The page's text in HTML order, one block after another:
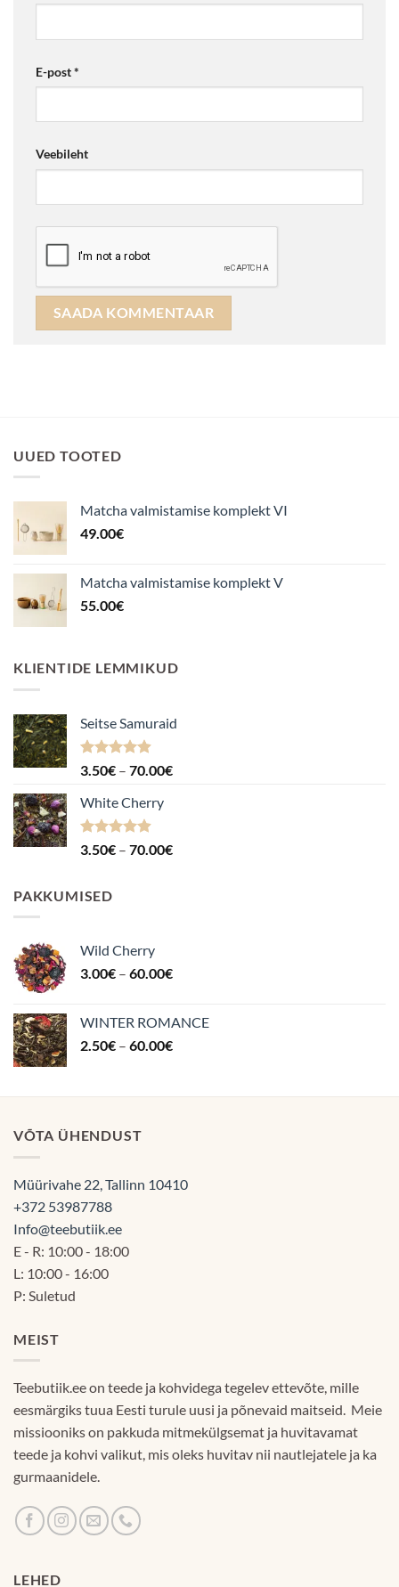
E-post*
Veebileht
UUED TOOTED
Matcha valmistamise komplekt VI
49.00€
Matcha valmistamise komplekt V
55.00€
KLIENTIDE LEMMIKUD
Seitse Samuraid
Hinnanguga
3.50€ – 70.00€Hinnavahemik:
White Cherry
Hinnanguga
3.50€ – 70.00€Hinnavahemik:
PAKKUMISED
Wild Cherry
3.00€ – 60.00€Hinnavahemik:
60.00€
WINTER ROMANCE
2.50€ – 60.00€Hinnavahemik:
60.00€
VÕTA ÜHENDUST
Müürivahe 22, Tallinn 10410
+372 53987788
Info@teebutiik.ee
E - R: 10:00 - 18:00
L: 10:00 - 16:00
P: Suletud
MEIST
Teebutiik.ee on teede ja kohvidega tegelev ettevõte, mille
eesmärgiks tuua Eesti turule uusi ja põnevaid maitseid. Meie
missiooniks on pakkuda mitmekülgsemat ja huvitavamat
teede ja kohvi valikut, mis oleks huvitav nii nautlejatele ja ka
gurmaanidele.
LEHED